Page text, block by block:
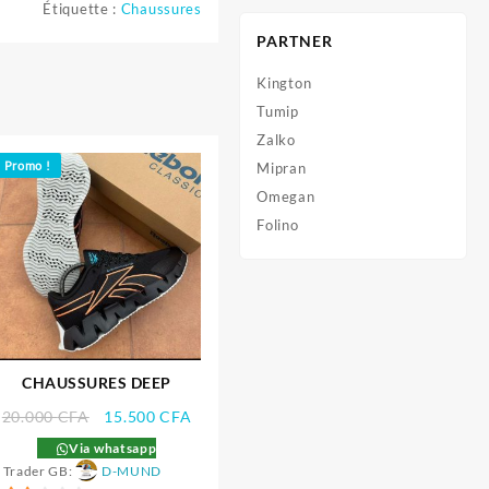
Étiquette : Chaussures
Promo !
CHAUSSURES DEEP
20.000CFA
Le
prix
initial
15.500CFA
Via whatsapp
Trader GB:
D-MUND
PARTNER
Kington
Tumip
Zalko
Mipran
Omegan
Folino